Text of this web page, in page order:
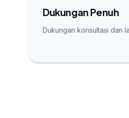
Dukungan Penuh
Dukungan konsultasi dan